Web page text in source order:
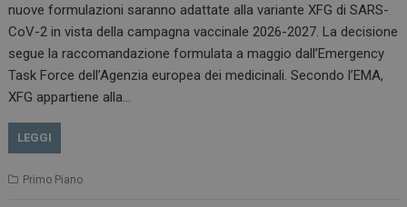
nuove formulazioni saranno adattate alla variante XFG di SARS-
CoV-2 in vista della campagna vaccinale 2026-2027. La decisione
segue la raccomandazione formulata a maggio dall’Emergency
Task Force dell’Agenzia europea dei medicinali. Secondo l’EMA,
XFG appartiene alla…
LEGGI
Primo Piano
ARRAffinity
Microsoft Corporation
.www.dailyhealthindustry.it
Sessione